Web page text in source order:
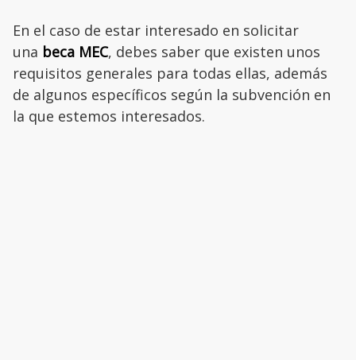
En el caso de estar interesado en solicitar
una beca MEC, debes saber que existen unos
requisitos generales para todas ellas, además
de algunos específicos según la subvención en
la que estemos interesados.